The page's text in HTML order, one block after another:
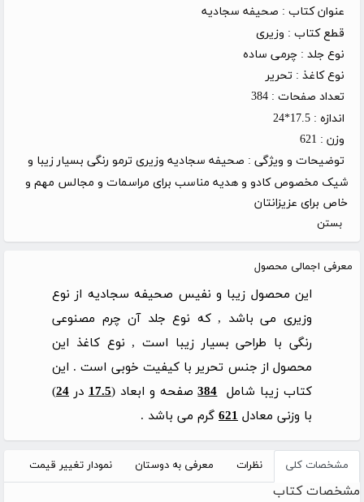
عنوان کتاب : صحیفه سجادیه
قطع کتاب : وزیری
نوع جلد : چرمی ساده
نوع کاغذ : تحریر
تعداد صفحات : 384
اندازه : 17.5*24
وزن : 621
توضیحات و ویژگی : صحیفه سجادیه وزیری ترمو رنگی بسیار زیبا و
شیک مخصوص کادو و هدیه مناسب برای مراسمات و مجالس مهم و
خاص برای عزیزانتان
بستن
معرفی اجمالی محصول
این محصول زیبا و نفیس صحیفه سجادیه از نوع
وزیری می باشد , که نوع جلد آن چرم مصنوعی
رنگی با طراحی بسیار زیبا است , نوع کاغذ این
محصول از جنس تحریر با کیفیت خوبی است . این
کتاب زیبا شامل384صفحه و ابعاد (17.5در 24
)
با وزنی معادل 621 گرم می باشد .
مشخصات کلی نظرات معرفی به دوستان نمودار تغییر قیمت
مشخصات کتاب